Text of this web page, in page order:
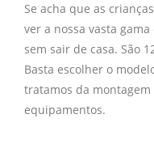
Se acha que as
ver a nossa vasta
sem sair de casa. São
Basta escolher o
tratamos da
equipamentos.